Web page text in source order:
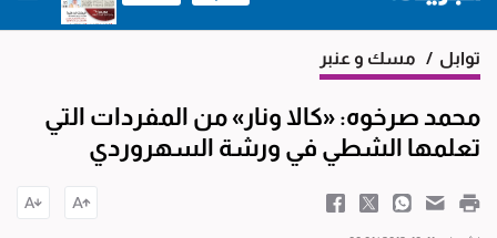
توابل / مسك و عنبر
محمد صرخوه: «كالا ونار» من المفردات التي
تعلمها الشطي في ورشة السهروردي